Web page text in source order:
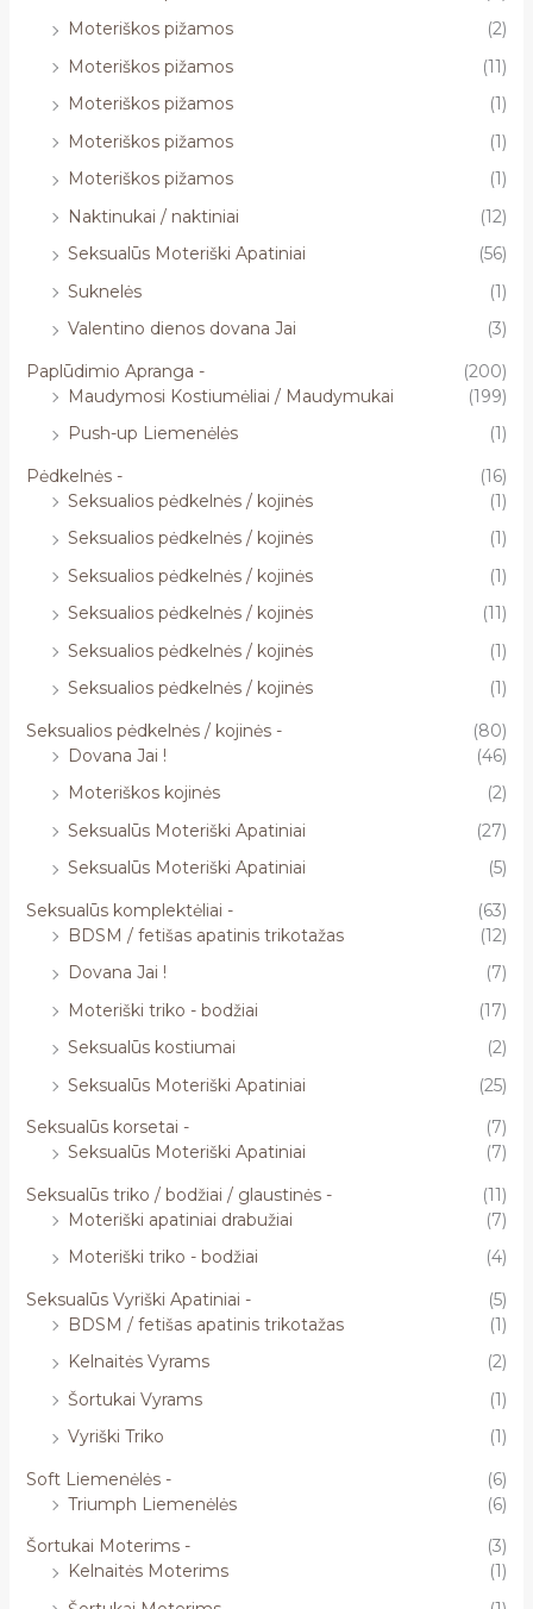
Moteriškos pižamos
(2)
Moteriškos pižamos
(11)
Moteriškos pižamos
(1)
Moteriškos pižamos
(1)
Moteriškos pižamos
(1)
Naktinukai / naktiniai
(12)
Seksualūs Moteriški Apatiniai
(56)
Suknelės
(1)
Valentino dienos dovana Jai
(3)
Paplūdimio Apranga -
(200)
Maudymosi Kostiumėliai / Maudymukai
(199)
Push-up Liemenėlės
(1)
Pėdkelnės -
(16)
Seksualios pėdkelnės / kojinės
(1)
Seksualios pėdkelnės / kojinės
(1)
Seksualios pėdkelnės / kojinės
(1)
Seksualios pėdkelnės / kojinės
(11)
Seksualios pėdkelnės / kojinės
(1)
Seksualios pėdkelnės / kojinės
(1)
Seksualios pėdkelnės / kojinės -
(80)
Dovana Jai !
(46)
Moteriškos kojinės
(2)
Seksualūs Moteriški Apatiniai
(27)
Seksualūs Moteriški Apatiniai
(5)
Seksualūs komplektėliai -
(63)
BDSM / fetišas apatinis trikotažas
(12)
Dovana Jai !
(7)
Moteriški triko - bodžiai
(17)
Seksualūs kostiumai
(2)
Seksualūs Moteriški Apatiniai
(25)
Seksualūs korsetai -
(7)
Seksualūs Moteriški Apatiniai
(7)
Seksualūs triko / bodžiai / glaustinės -
(11)
Moteriški apatiniai drabužiai
(7)
Moteriški triko - bodžiai
(4)
Seksualūs Vyriški Apatiniai -
(5)
BDSM / fetišas apatinis trikotažas
(1)
Kelnaitės Vyrams
(2)
Šortukai Vyrams
(1)
Vyriški Triko
(1)
Soft Liemenėlės -
(6)
Triumph Liemenėlės
(6)
Šortukai Moterims -
(3)
Kelnaitės Moterims
(1)